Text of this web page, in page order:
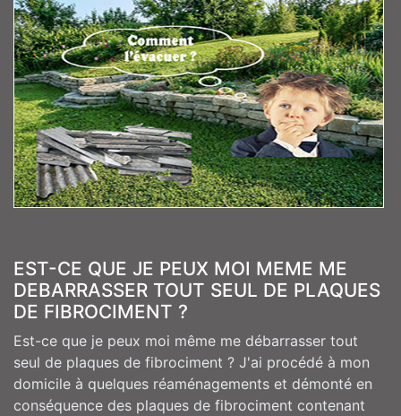
EST-CE QUE JE PEUX MOI MEME ME
DEBARRASSER TOUT SEUL DE PLAQUES
DE FIBROCIMENT ?
Est-ce que je peux moi même me débarrasser tout
seul de plaques de fibrociment ? J'ai procédé à mon
domicile à quelques réaménagements et démonté en
conséquence des plaques de fibrociment contenant